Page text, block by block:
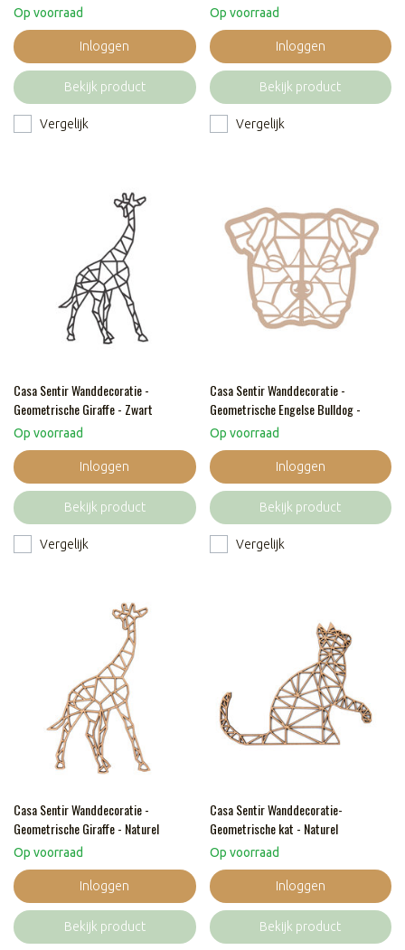
Op voorraad
Inloggen
Bekijk product
Vergelijk
Op voorraad
Inloggen
Bekijk product
Vergelijk
Casa Sentir Wanddecoratie -
Geometrische Giraffe - Zwart
Op voorraad
Inloggen
Bekijk product
Vergelijk
Casa Sentir Wanddecoratie -
Geometrische Engelse Bulldog -
Naturel
Op voorraad
Inloggen
Bekijk product
Vergelijk
Casa Sentir Wanddecoratie -
Geometrische Giraffe - Naturel
Op voorraad
Inloggen
Bekijk product
Casa Sentir Wanddecoratie-
Geometrische kat - Naturel
Op voorraad
Inloggen
Bekijk product